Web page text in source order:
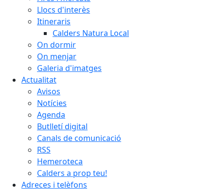
Llocs d'interès
Itineraris
Calders Natura Local
On dormir
On menjar
Galeria d'imatges
Actualitat
Avisos
Notícies
Agenda
Butlletí digital
Canals de comunicació
RSS
Hemeroteca
Calders a prop teu!
Adreces i telèfons